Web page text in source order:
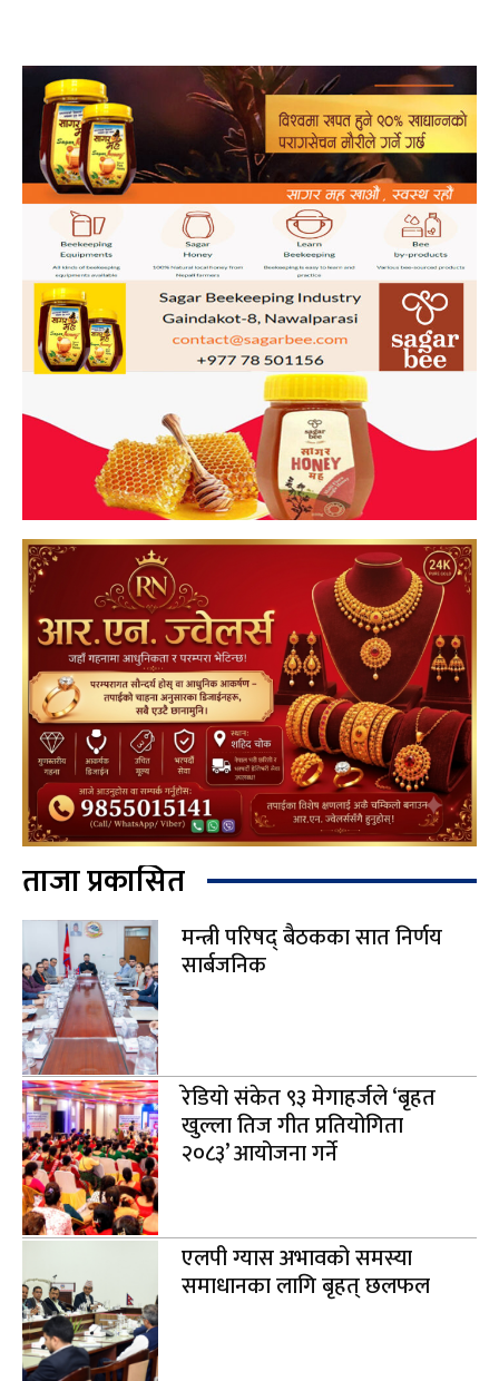
ताजा प्रकासित
मन्त्री परिषद् बैठकका सात निर्णय
सार्बजनिक
रेडियो संकेत ९३ मेगाहर्जले ‘बृहत
खुल्ला तिज गीत प्रतियोगिता
२०८३’ आयोजना गर्ने
एलपी ग्यास अभावको समस्या
समाधानका लागि बृहत् छलफल